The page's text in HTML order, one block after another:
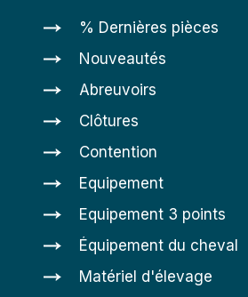
% Dernières pièces
Nouveautés
Abreuvoirs
Clôtures
Contention
Equipement
Equipement 3 points
Équipement du cheval
Matériel d'élevage